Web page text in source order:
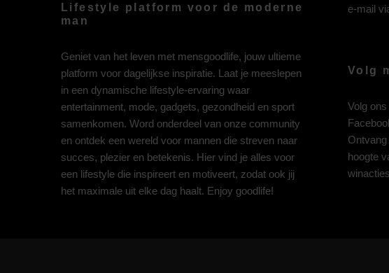
Lifestyle platform voor de moderne
man
Geniet van het leven met mensgoodlife, jouw ultieme
platform voor dagelijkse inspiratie. Laat je meeslepen
in een dynamische lifestyle-ervaring waar
entertainment, mode, gadgets, gezondheid en sport
samenkomen. Word onderdeel van onze community
en ontdek een wereld voor mannen die streven naar
succes, plezier en betekenis. Hier vind je alles voor
een lifestyle die inspireert en motiveert, zodat ook jij
het maximale uit elke dag haalt. Enjoy goodlife!
e-mail
Volg
Volg ons
hoogte